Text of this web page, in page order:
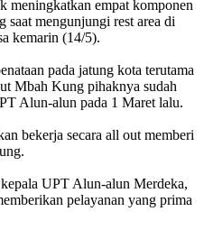
meningkatkan empat komponen
mengunjungi rest area di
kemarin (14/5).
pada jatung kota terutama
Mbah Kung pihaknya sudah
Alun-alun pada 1 Maret lalu.
bekerja secara all out memberi
UPT Alun-alun Merdeka,
pelayanan yang prima